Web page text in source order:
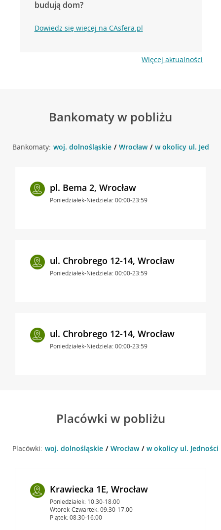
budują dom?
Dowiedz się więcej na CAsfera.pl
Więcej aktualności
Bankomaty w pobliżu
Bankomaty: woj. dolnośląskie Wrocław w okolicy ul.
pl. Bema 2, Wrocław
Poniedziałek-Niedziela: 00:00-23:59
ul. Chrobrego 12-14, Wrocław
Poniedziałek-Niedziela: 00:00-23:59
ul. Chrobrego 12-14, Wrocław
Poniedziałek-Niedziela: 00:00-23:59
Placówki w pobliżu
Placówki: woj. dolnośląskie Wrocław w okolicy ul. Jedności
Krawiecka 1E, Wrocław
Poniedziałek: 10:30-18:00
Wtorek-Czwartek: 09:30-17:00
Piątek: 08:30-16:00